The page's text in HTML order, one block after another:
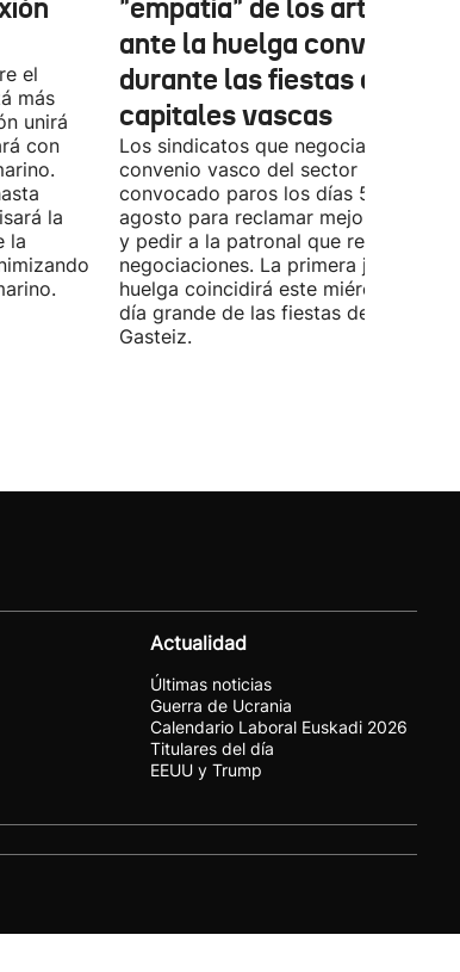
el
más
unirá
con
la
la
"empatía" de los artistas
ante la huelga convocada
durante las fiestas de las
capitales vascas
Los sindicatos que negocian el
convenio vasco del sector han
convocado paros los días 5, 14 y 26
agosto para reclamar mejoras
y pedir a la patronal que retome las
negociaciones. La primera jornada de
huelga coincidirá este miércoles con
día grande de las fiestas de Vitoria-
Gasteiz.
Actualidad
Últimas noticias
Guerra de Ucrania
Calendario Laboral Euskadi 2026
Titulares del día
EEUU y Trump